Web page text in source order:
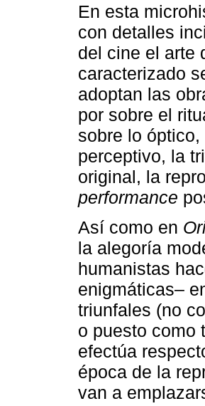
En esta
con detalles
del cine el arte
caracterizado
adoptan las
por sobre el
sobre lo
perceptivo, la
original, la
performance
Así como en
la alegoría
humanistas
enigmáticas–
triunfales (no
o puesto como
efectúa
época de la
van a